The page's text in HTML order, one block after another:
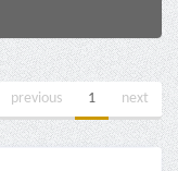
previous 1 next